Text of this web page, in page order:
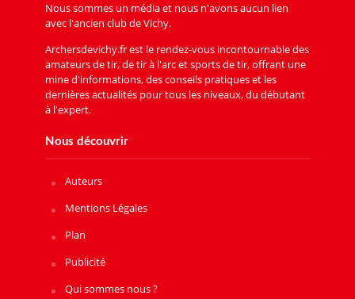
Nous sommes un média et nous n'avons aucun lien
avec l'ancien club de Vichy.
Archersdevichy.fr est le rendez-vous incontournable des
amateurs de tir, de tir à l'arc et sports de tir, offrant une
mine d'informations, des conseils pratiques et les
dernières actualités pour tous les niveaux, du débutant
à l'expert.
Nous découvrir
Auteurs
Mentions Légales
Plan
Publicité
Qui sommes nous ?